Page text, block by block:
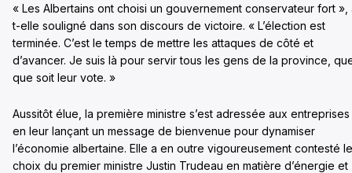
« Les Albertains ont choisi un gouvernement conservateur fort »,
t-elle souligné dans son discours de victoire. « L’élection est
terminée. C’est le temps de mettre les attaques de côté et
d’avancer. Je suis là pour servir tous les gens de la province,
que soit leur vote. »
Aussitôt élue, la première ministre s’est adressée aux entreprises
en leur lançant un message de bienvenue pour dynamiser
l’économie albertaine. Elle a en outre vigoureusement contesté
choix du premier ministre Justin Trudeau en matière d’énergie et